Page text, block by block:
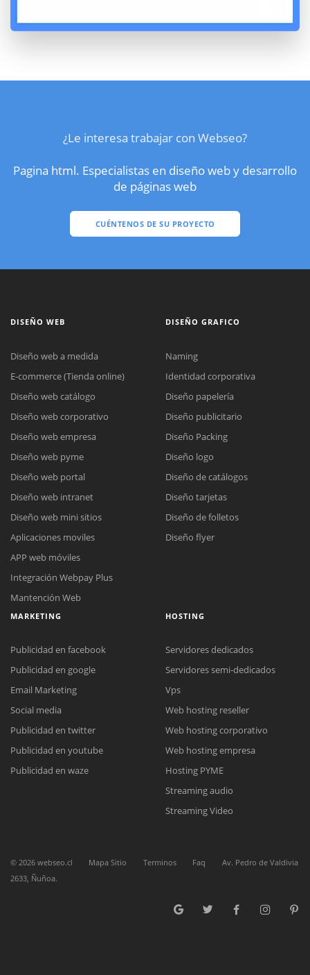
¿Le interesa trabajar con Webseo?
Pagina html. Especialistas en diseño web y desarrollo
de páginas web
CUÉNTENOS DE SU PROYECTO
Reunión online
Nuestros ejecutivos le enviarán un correo electrónico con el enlace a
Meet para la reunión online.
Cotización
Complete el formulario y nos contactaremos a la brevedad.
Chat Online
para enviarnos un correo electrónico con sus datos personales.
DISEÑO WEB
Diseño web a medida
E-commerce (Tienda online)
Diseño web catálogo
Diseño web corporativo
Diseño web empresa
Diseño web pyme
Diseño web portal
Diseño web intranet
Diseño web mini sitios
Aplicaciones moviles
APP web móviles
Integración Webpay Plus
Mantención Web
DISEÑO GRAFICO
Naming
Identidad corporativa
Diseño papelería
Diseño publicitario
Diseño Packing
Diseño logo
Diseño de catálogos
Diseño tarjetas
Diseño de folletos
Diseño flyer
MARKETING
Publicidad en facebook
Publicidad en google
Email Marketing
Social media
Publicidad en twitter
Publicidad en youtube
Publicidad en waze
HOSTING
Servidores dedicados
Servidores semi-dedicados
Vps
Web hosting reseller
Web hosting corporativo
Web hosting empresa
Hosting PYME
Streaming audio
Streaming Video
© 2026 webseo.cl Mapa Sitio Terminos Faq
Av. Pedro de Valdivia
2633, Ñuñoa.